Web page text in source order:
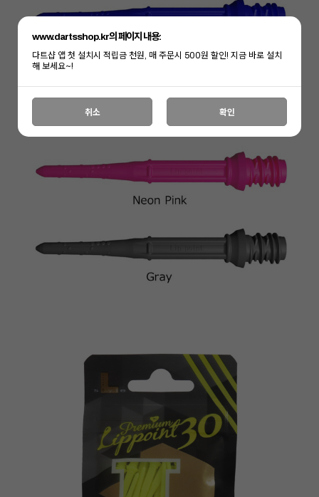
www.dartsshop.kr의 페이지 내용:
다트샵 앱 첫 설치시 적립금 천원, 매 주문시 500원 할인! 지금 바로 설치
해 보세요~!
취소 확인